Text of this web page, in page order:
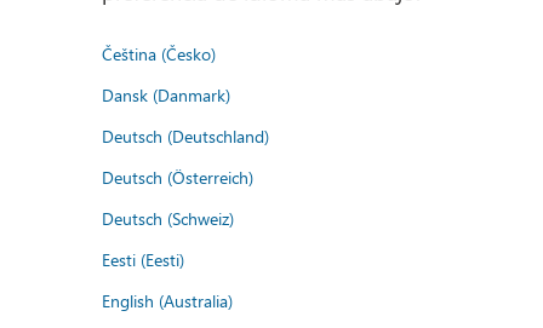
Čeština (Česko)
Dansk (Danmark)
Deutsch (Deutschland)
Deutsch (Österreich)
Deutsch (Schweiz)
Eesti (Eesti)
English (Australia)